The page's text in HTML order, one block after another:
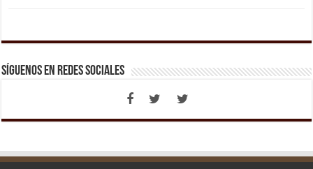
Síguenos en Redes Sociales